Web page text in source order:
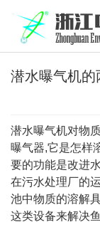
潜水曝气机的
潜水曝气机对物
曝气器,它是怎样
要的功能是改进
在污水处理厂的
池中物质的溶解
这类设备来解决